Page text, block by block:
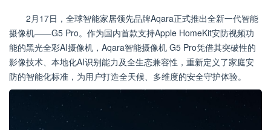
2月17日，全球智能家居领先品牌Aqara正式推出全新一代智能
摄像机——G5 Pro。作为国内首款支持Apple HomeKit安防视频功
能的黑光全彩AI摄像机，Aqara智能摄像机 G5 Pro凭借其突破性的
影像技术、本地化AI识别能力及全生态兼容性，重新定义了家庭安
防的智能化标准，为用户打造全天候、多维度的安全守护体验。